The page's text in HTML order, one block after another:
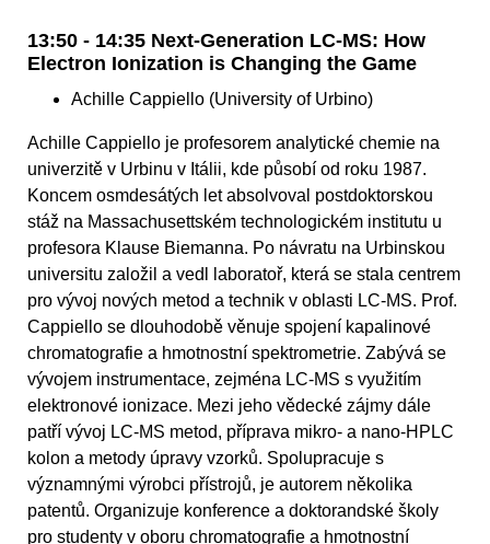
13:50 - 14:35 Next-Generation LC-MS: How
Electron Ionization is Changing the Game
Achille Cappiello (University of Urbino)
Achille Cappiello je profesorem analytické chemie na
univerzitě v Urbinu v Itálii, kde působí od roku 1987.
Koncem osmdesátých let absolvoval postdoktorskou
stáž na Massachusettském technologickém institutu u
profesora Klause Biemanna. Po návratu na Urbinskou
universitu založil a vedl laboratoř, která se stala centrem
pro vývoj nových metod a technik v oblasti LC-MS. Prof.
Cappiello se dlouhodobě věnuje spojení kapalinové
chromatografie a hmotnostní spektrometrie. Zabývá se
vývojem instrumentace, zejména LC-MS s využitím
elektronové ionizace. Mezi jeho vědecké zájmy dále
patří vývoj LC-MS metod, příprava mikro- a nano-HPLC
kolon a metody úpravy vzorků. Spolupracuje s
významnými výrobci přístrojů, je autorem několika
patentů. Organizuje konference a doktorandské školy
pro studenty v oboru chromatografie a hmotnostní